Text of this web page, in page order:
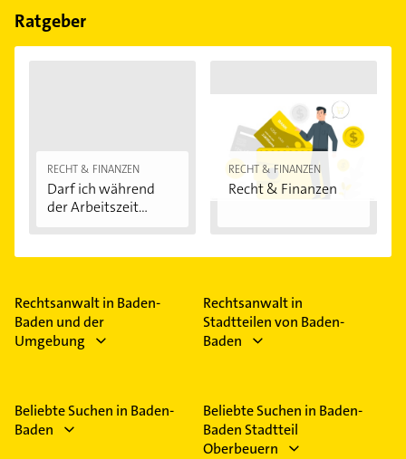
Feiertagen abweichen können.
Ratgeber
RECHT & FINANZEN
Darf ich während
der Arbeitszeit...
RECHT & FINANZEN
Recht & Finanzen
Rechtsanwalt in Baden-
Baden und der
Umgebung
Rechtsanwalt in
Stadtteilen von Baden-
Baden
Beliebte Suchen in Baden-
Baden
Beliebte Suchen in Baden-
Baden Stadtteil
Oberbeuern